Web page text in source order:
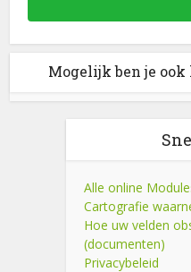
Mogelijk ben je
Alle online
Cartografie
Hoe uw velden
(documenten)
Privacybeleid